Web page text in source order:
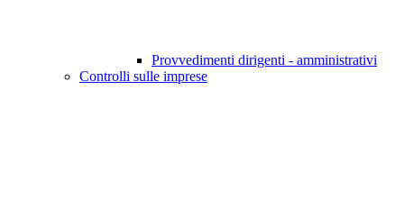
Provvedimenti dirigenti - amministrativi
Controlli sulle imprese